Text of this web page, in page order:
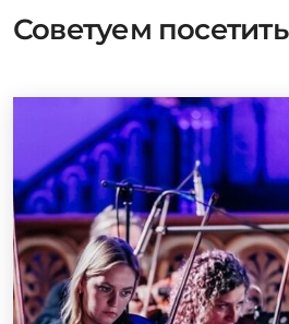
Советуем посетить